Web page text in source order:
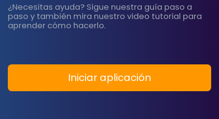
¿Necesitas ayuda? Sigue nuestra guía paso a
paso y también mira nuestro video tutorial para
aprender cómo hacerlo.
Iniciar aplicación